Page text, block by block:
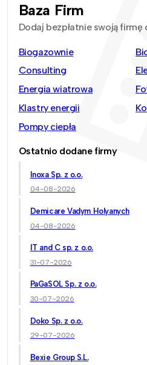
Baza Firm
Dodaj bezpłatnie swoją firmę
Biogazownie
Consulting
Energia wiatrowa
Klastry energii
Pompy ciepła
Ostatnio dodane firmy
Inoxa Sp. z o.o.
04-08-2026
Demicare Vadym Holyanych
04-08-2026
IT and C sp. z o.o.
31-07-2026
PaGaSOL Sp. z o.o.
30-07-2026
Doko Sp. z o.o.
29-07-2026
Bexie Group S.L.